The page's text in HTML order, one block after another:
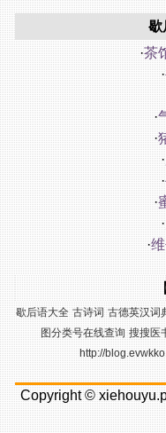
歇
·茶
·
·
·
·
·
·
·
·
歇后语大全 古诗词 古德英汉词
图分类号在线查询 搜搜医
http://
Copyright ©